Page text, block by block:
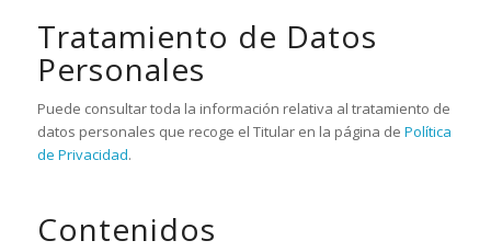
Tratamiento de Datos
Personales
Puede consultar toda la información relativa al tratamiento de
datos personales que recoge el Titular en la página de Política
de Privacidad.
Contenidos